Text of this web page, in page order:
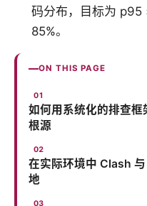
码分布，目标为
85%。
ON THIS PAGE
如何用系统化的排查
根源
在实际环境中 Clash
地